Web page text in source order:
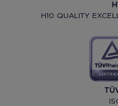
H10 QUALITY